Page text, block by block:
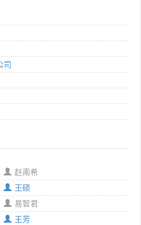
司
赵南希
王硕
易智君
王芳